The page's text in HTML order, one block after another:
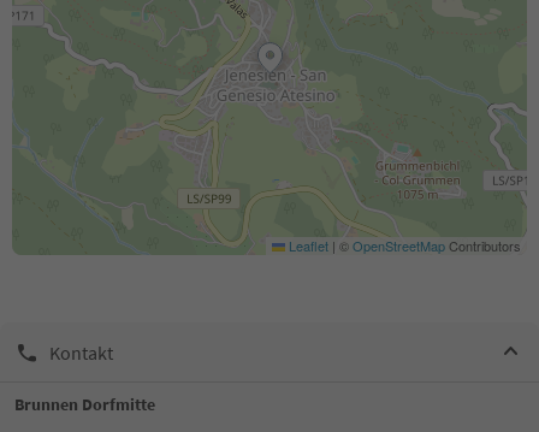
Leaflet | ©OpenStreetMapContributors
Kontakt
Brunnen Dorfmitte